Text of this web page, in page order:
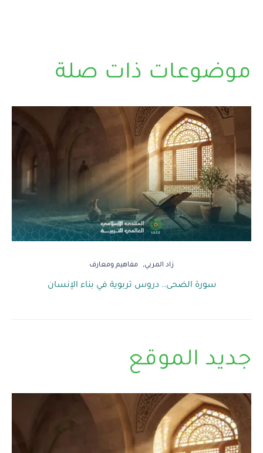
موضوعات ذات صلة
زاد المربي مفاهيم ومعارف
سورة الضحى.. دروس تربوية في بناء الإنسان
جديد الموقع